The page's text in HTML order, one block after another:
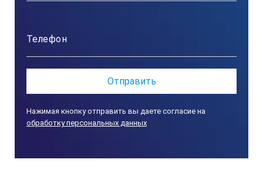
Нажимая кнопку отправить вы даете согласие на
обработку персональных данных